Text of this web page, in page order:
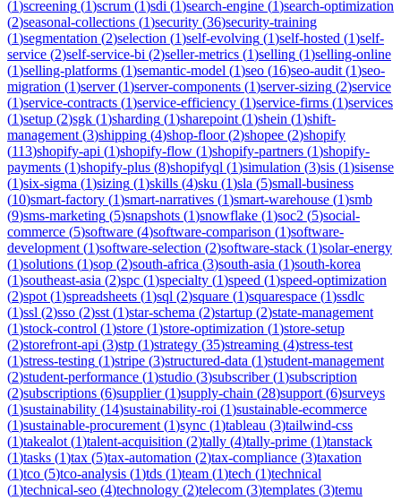
(1)screening (1)scrum (1)sdi (1)search-engine (1)search-optimization
(2)seasonal-collections (1)security (36)security-training
(1)segmentation (2)selection (1)self-evolving (1)self-hosted (1)self-
service (2)self-service-bi (2)seller-metrics (1)selling (1)selling-online
(1)selling-platforms (1)semantic-model (1)seo (16)seo-audit (1)seo-
migration (1)server(1)server-components (1)server-sizing (2)service
(1)service-contracts (1)service-efficiency (1)service-firms (1)services
(1)setup (2)sgk (1)sharding (1)sharepoint (1)shein (1)shift-
management (3)shipping (4)shop-floor(2)shopee (2)shopify
(113)shopify-api (1)shopify-flow (1)shopify-partners (1)shopify-
payments (1)shopify-plus (8)shopifyql (1)simulation (3)sis (1)sisense
(1)six-sigma (1)sizing (1)skills (4)sku (1)sla (5)small-business
(10)smart-factory (1)smart-narratives (1)smart-warehouse (1)smb
(9)sms-marketing (5)snapshots (1)snowflake (1)soc2 (5)social-
commerce (5)software (4)software-comparison (1)software-
development (1)software-selection (2)software-stack (1)solar-energy
(1)solutions (1)sop (2)south-africa (3)south-asia (1)south-korea
(1)southeast-asia (2)spc (1)specialty (1)speed (1)speed-optimization
(2)spot (1)spreadsheets (1)sql (2)square (1)squarespace (1)ssdlc
(1)ssl (2)sso (2)sst (1)star-schema (2)startup (2)state-management
(1)stock-control (1)store (1)store-optimization (1)store-setup
(2)storefront-api (3)stp (1)strategy (35)streaming (4)stress-test
(1)stress-testing (1)stripe (3)structured-data (1)student-management
(2)student-performance (1)studio (3)subscriber(1)subscription
(2)subscriptions (6)supplier(1)supply-chain (28)support (6)surveys
(1)sustainability (14)sustainability-roi (1)sustainable-ecommerce
(1)sustainable-procurement (1)sync (1)tableau (3)tailwind-css
(1)takealot (1)talent-acquisition (2)tally (4)tally-prime (1)tanstack
(1)tasks (1)tax (5)tax-automation (2)tax-compliance (3)taxation
(1)tco (5)tco-analysis (1)tds (1)team (1)tech (1)technical
(1)technical-seo (4)technology (2)telecom (3)templates (3)temu